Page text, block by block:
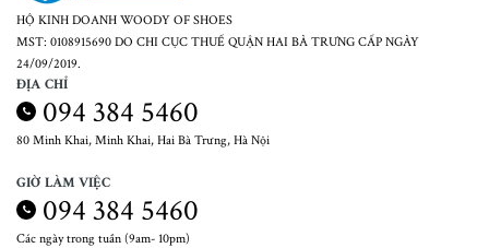
HỘ KINH DOANH WOODY OF SHOES
MST: 0108915690 DO CHI CỤC THUẾ QUẬN HAI BÀ TRƯNG CẤP NGÀY
24/09/2019.
ĐỊA CHỈ
094 384 5460
80 Minh Khai, Minh Khai, Hai Bà Trưng, Hà Nội
GIỜ LÀM VIỆC
094 384 5460
Các ngày trong tuần (9am- 10pm)